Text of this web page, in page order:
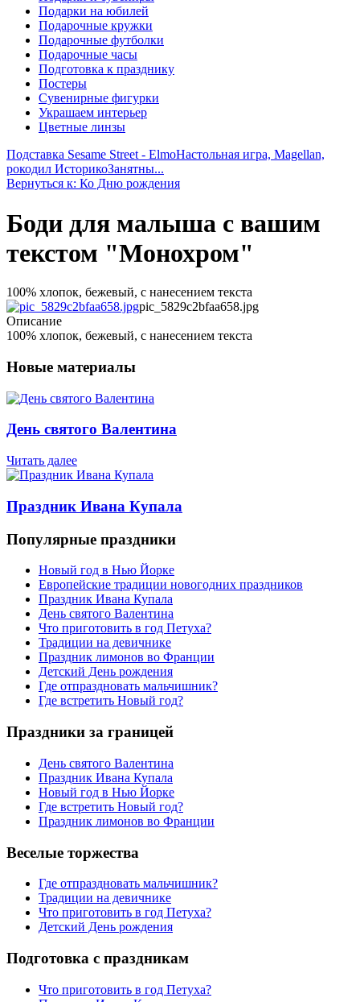
Подарки на юбилей
Подарочные кружки
Подарочные футболки
Подарочные часы
Подготовка к празднику
Постеры
Сувенирные фигурки
Украшаем интерьер
Цветные линзы
Подставка Sesame Street - ElmoНастольная игра, Magellan,
рокодил ИсторикоЗанятны...
Вернуться к: Ко Дню рождения
Боди для малыша с вашим
текстом "Монохром"
100% хлопок, бежевый, с нанесением текста
pic_5829c2bfaa658.jpg
Описание
100% хлопок, бежевый, с нанесением текста
Новые материалы
День святого Валентина
Читать далее
Праздник Ивана Купала
Популярные праздники
Новый год в Нью Йорке
Европейские традиции новогодних праздников
Праздник Ивана Купала
День святого Валентина
Что приготовить в год Петуха?
Традиции на девичнике
Праздник лимонов во Франции
Детский День рождения
Где отпраздновать мальчишник?
Где встретить Новый год?
Праздники за границей
День святого Валентина
Праздник Ивана Купала
Новый год в Нью Йорке
Где встретить Новый год?
Праздник лимонов во Франции
Веселые торжества
Где отпраздновать мальчишник?
Традиции на девичнике
Что приготовить в год Петуха?
Детский День рождения
Подготовка с праздникам
Что приготовить в год Петуха?